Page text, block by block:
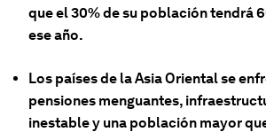
que el 30% de su población tendrá
ese año.
Los países de la Asia Oriental se
pensiones menguantes,
inestable y una población mayor